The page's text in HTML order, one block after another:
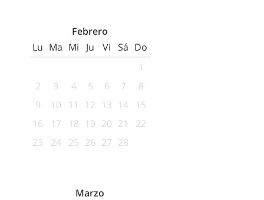
Febrero
Lu Ma Mi Ju Vi Sá Do
1
2
3 4 5 6 7
8
9
10 11 12 13 14
15
16
17 18 19 20 21
22
23
24 25 26 27 28
Marzo